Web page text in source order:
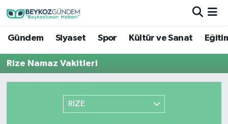
Gündem Siyaset Spor Kültür ve Sanat
Rize Namaz Vakitleri
RİZE
Hava Durumu
Trafik Durumu